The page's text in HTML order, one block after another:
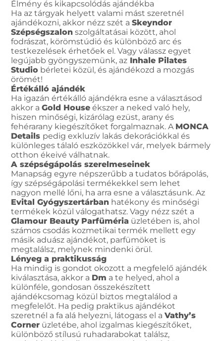
Élmény és kikapcsolódás ajándékba
Ha az tárgyak helyett valami mást szeretnél
ajándékozni, akkor nézz szét aSkeyndor
Szépségszalon szolgáltatásai között, ahol
fodrászat, körömstúdió és különböző arc és
testkezelések érhetőek el. Vagy válassz egyet
legújabb gyöngyszemünk, az Inhale Pilates
Studio bérletei közül, és ajándékozd a mozgás
örömét!
Értékálló ajándék
Ha igazán értékálló ajándékra esne a választásod
akkor aGold House ékszer a neked való hely,
hiszen minőségi, kizárólag ezüst, arany és
fehérarany kiegészítőket forgalmaznak. A MONCA
Details pedig exkluzív lakás dekorációkkal és
különleges tálaló eszközökkel vár, melyek bármely
otthon ékeivé válhatnak.
A szépségápolás szerelmeseinek
Manapság egyre népszerűbb a tudatos bőrápolás,
így szépségápolási termékekkel sem lehet
nagyon mellé lőni, ha arra esne a választásunk. Az
Evital Gyógyszertárban hatékony és minőségi
termékek közül válogathatsz. Vagy nézz szét a
Glamour Beauty Parfüméria üzletében is, ahol
számos csodás kozmetikai termék mellett egy
másik aduász ajándékot, parfümöket is
megtalálsz, melynek mindenki örül.
Lényeg a praktikusság
Ha mindig is gondot okozott a megfelelő ajándék
kiválasztása, akkor a Dm a te helyed, ahol a
különféle, gondosan összekészített
ajándékcsomag közül biztos megtalálod a
megfelelőt. Ha pedig praktikus ajándékot
szeretnél a fa alá helyezni, látogass el aVathy’s
Corner üzletébe, ahol izgalmas kiegészítőket,
különböző stílusú ruhadarabokat találsz,